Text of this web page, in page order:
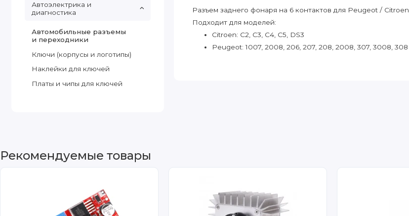
Автоэлектрика и
диагностика
Автомобильные разъемы
и переходники
Ключи (корпусы и логотипы)
Наклейки для ключей
Платы и чипы для ключей
Разъем заднего фонаря на 6 контактов для Peugeot / Citroen
Подходит для моделей:
Citroen: C2, C3, C4, C5, DS3
Peugeot: 1007, 2008, 206, 207, 208, 2008, 307, 3008, 308
Рекомендуемые товары